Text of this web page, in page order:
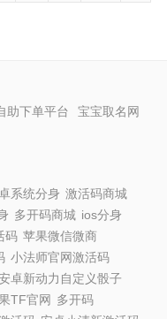
助下单平台
宝宝取名网
系统分身 激活码商城
多开码商城 ios分身
码 苹果微信微商
小法师官网激活码
卓新动力自定义骰子
TF官网 多开码